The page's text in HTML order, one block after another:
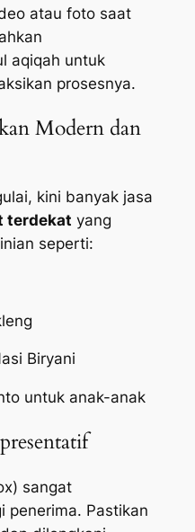
atau foto saat
aqiqah untuk
prosesnya.
Modern dan
kini banyak jasa
terdekat yang
seperti:
Biryani
untuk anak-anak
sangat
penerima. Pastikan